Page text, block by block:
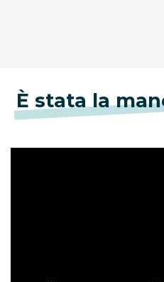
È stata la